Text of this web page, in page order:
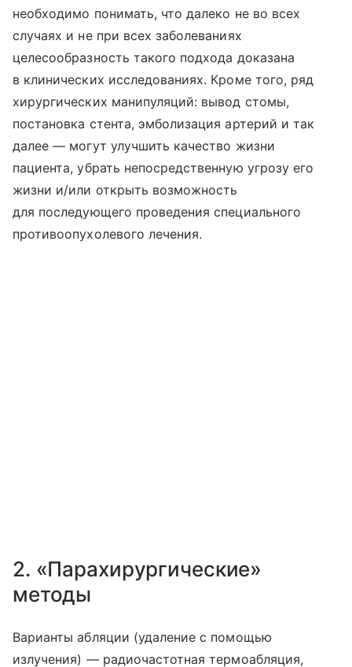
необходимо понимать, что далеко не во всех
случаях и не при всех заболеваниях
целесообразность такого подхода доказана
в клинических исследованиях. Кроме того, ряд
хирургических манипуляций: вывод стомы,
постановка стента, эмболизация артерий и так
далее — могут улучшить качество жизни
пациента, убрать непосредственную угрозу его
жизни и/или открыть возможность
для последующего проведения специального
противоопухолевого лечения.
2. «Парахирургические»
методы
Варианты абляции (удаление с помощью
излучения) — радиочастотная термоабляция,